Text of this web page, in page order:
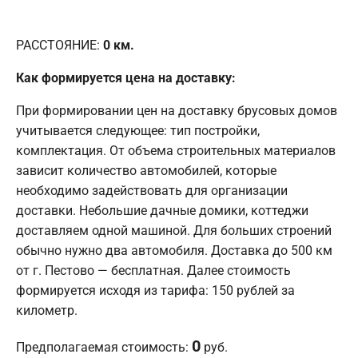
РАССТОЯНИЕ: 0 км.
Как формируется цена на доставку:
При формировании цен на доставку брусовых домов
учитывается следующее: тип постройки,
комплектация. От объема строительных материалов
зависит количество автомобилей, которые
необходимо задействовать для организации
доставки. Небольшие дачные домики, коттеджи
доставляем одной машиной. Для больших строений
обычно нужно два автомобиля. Доставка до 500 км
от г. Пестово — бесплатная. Далее стоимость
формируется исходя из тарифа: 150 рублей за
километр.
Предполагаемая стоимость: 0 руб.